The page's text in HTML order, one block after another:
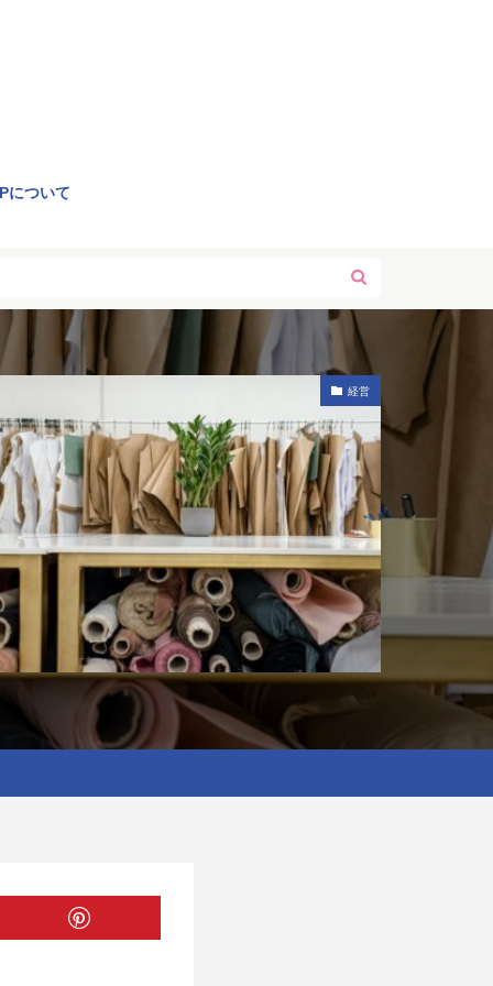
について
経営